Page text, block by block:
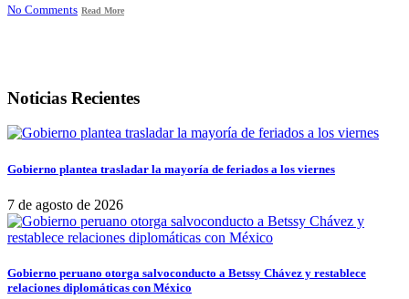
No Comments Read More
Noticias Recientes
Gobierno plantea trasladar la mayoría de feriados a los viernes
7 de agosto de 2026
Gobierno peruano otorga salvoconducto a Betssy Chávez y restablece
relaciones diplomáticas con México